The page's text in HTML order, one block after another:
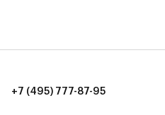
- Парк Будущего,
+7 (495) 777-87-95